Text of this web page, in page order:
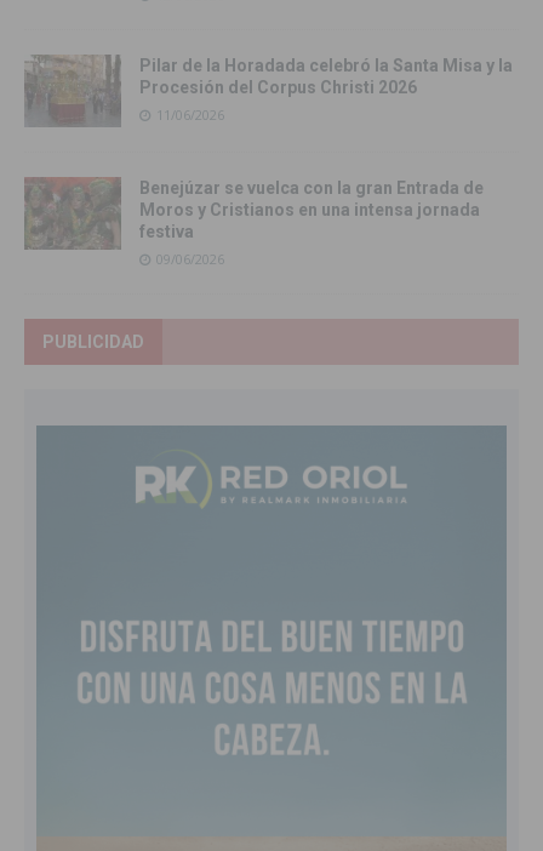
Pilar de la Horadada celebró la Santa Misa y la
Procesión del Corpus Christi 2026
11/06/2026
Benejúzar se vuelca con la gran Entrada de
Moros y Cristianos en una intensa jornada
festiva
09/06/2026
PUBLICIDAD